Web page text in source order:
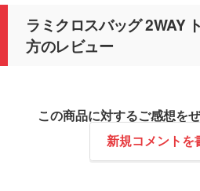
ラミクロスバッグ 2WAY
方のレビュー
この商品に対するご感想を
新規コメントを